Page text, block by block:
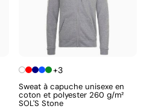
+3
Sweat à capuche unisexe en
coton et polyester 260 g/m²
SOL'S Stone